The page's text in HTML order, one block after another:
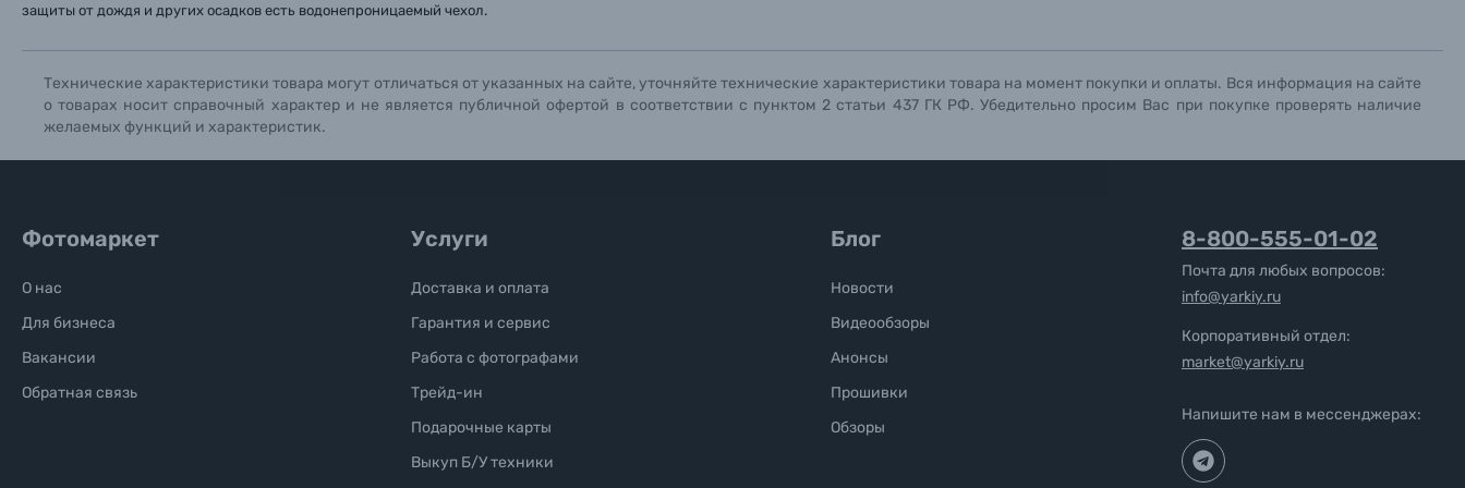
Солнцезащитные очки
Уценённые товары
защиты от дождя и других осадков есть водонепроницаемый чехол.
Технические характеристики товара могут отличаться от указанных на сайте, уточняйте технические характеристики товара на момент покупки и оплаты. Вся информация на сайте
о товарах носит справочный характер и не является публичной офертой в соответствии с пунктом 2 статьи 437 ГК РФ. Убедительно просим Вас при покупке проверять наличие
желаемых функций и характеристик.
Фотомаркет
О нас
Для бизнеса
Вакансии
Обратная связь
Услуги
Доставка и оплата
Гарантия и сервис
Работа с фотографами
Трейд-ин
Подарочные карты
Выкуп Б/У техники
Блог
Новости
Видеообзоры
Анонсы
Прошивки
Обзоры
8-800-555-01-02
Почта для любых вопросов:
info@yarkiy.ru
Корпоративный отдел:
market@yarkiy.ru
Напишите нам в мессенджерах: